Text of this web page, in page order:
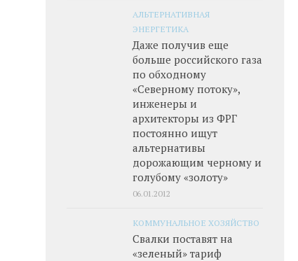
АЛЬТЕРНАТИВНАЯ
ЭНЕРГЕТИКА
Даже получив еще
больше российского газа
по обходному
«Северному потоку»,
инженеры и
архитекторы из ФРГ
постоянно ищут
альтернативы
дорожающим черному и
голубому «золоту»
06.01.2012
КОММУНАЛЬНОЕ ХОЗЯЙСТВО
Свалки поставят на
«зеленый» тариф